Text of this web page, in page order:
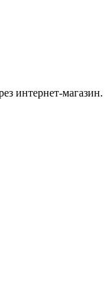
интернет-магазин.